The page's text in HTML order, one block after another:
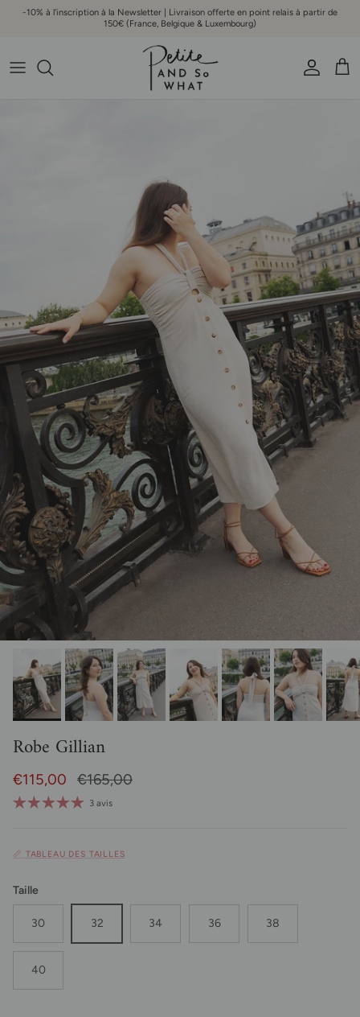
Aller au contenu
-10% à l'inscription à la Newsletter | Livraison offerte en point relais à partir de
150€ (France, Belgique & Luxembourg)
Compte
Robe Gillian
Prix soldé
€115,00 Prix habituel
€165,00
3 avis
📏 TABLEAU DES TAILLES
Taille
30 32 34 36 38
40